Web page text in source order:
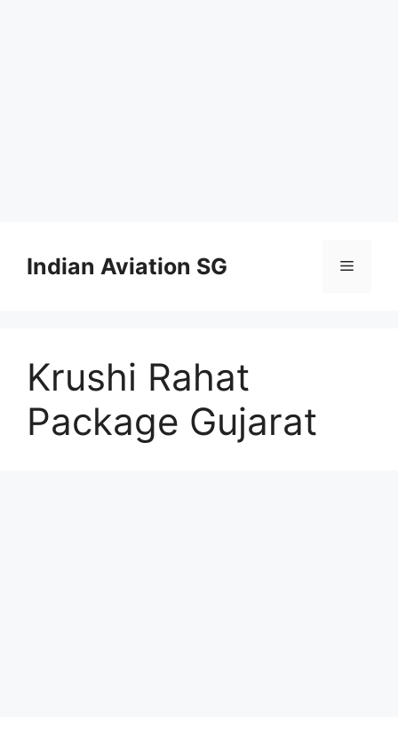
contentIndian Aviation SG Menu
Krushi Rahat
Package Gujarat